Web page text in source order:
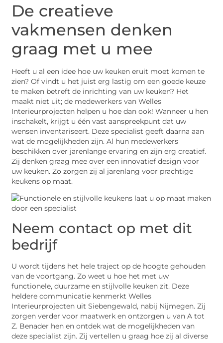
De creatieve
vakmensen denken
graag met u mee
Heeft u al een idee hoe uw keuken eruit moet komen te
zien? Of vindt u het juist erg lastig om een goede keuze
te maken betreft de inrichting van uw keuken? Het
maakt niet uit; de medewerkers van Welles
Interieurprojecten helpen u hoe dan ook! Wanneer u hen
inschakelt, krijgt u één vast aanspreekpunt dat uw
wensen inventariseert. Deze specialist geeft daarna aan
wat de mogelijkheden zijn. Al hun medewerkers
beschikken over jarenlange ervaring en zijn erg creatief.
Zij denken graag mee over een innovatief design voor
uw keuken. Zo zorgen zij al jarenlang voor prachtige
keukens op maat.
Neem contact op met dit
bedrijf
U wordt tijdens het hele traject op de hoogte gehouden
van de voortgang. Zo weet u hoe het met uw
functionele, duurzame en stijlvolle keuken zit. Deze
heldere communicatie kenmerkt Welles
Interieurprojecten uit Siebengewald, nabij Nijmegen. Zij
zorgen verder voor maatwerk en ontzorgen u van A tot
Z. Benader hen en ontdek wat de mogelijkheden van
deze specialist zijn. Zij vertellen u graag hoe zij al diverse